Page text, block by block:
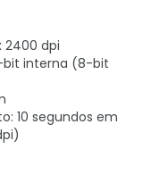
2400 dpi
bit interna (8-bit
10 segundos em